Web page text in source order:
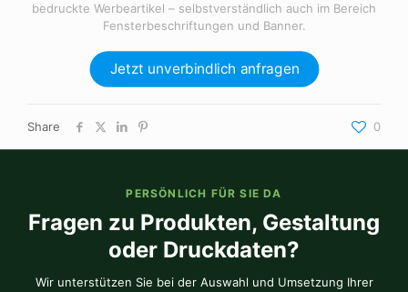
bedruckte Werbeartikel – selbstverständlich auch im Bereich
Fensterbeschriftungen und Banner.
Jetzt unverbindlich anfragen
Share 0
PERSÖNLICH FÜR SIE DA
Fragen zu Produkten, Gestaltung
oder Druckdaten?
Wir unterstützen Sie bei der Auswahl und Umsetzung Ihrer